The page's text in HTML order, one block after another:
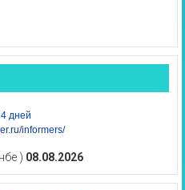
дней
informers/
) 08.08.2026